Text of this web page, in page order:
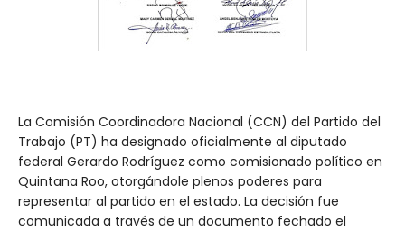
La Comisión Coordinadora Nacional (CCN) del Partido del
Trabajo (PT) ha designado oficialmente al diputado
federal Gerardo Rodríguez como comisionado político en
Quintana Roo, otorgándole plenos poderes para
representar al partido en el estado. La decisión fue
comunicada a través de un documento fechado el